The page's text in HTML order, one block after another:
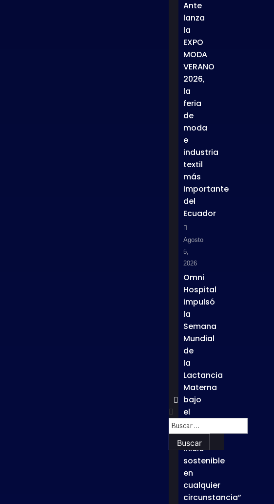
Ante
lanza
la
EXPO
MODA
VERANO
2026,
la
feria
de
moda
e
industria
textil
más
importante
del
Ecuador
Agosto
5,
2026
Omni
Hospital
impulsó
la
Semana
Mundial
de
la
Lactancia
Materna
bajo
el
lema
“Un
inicio
sostenible
en
cualquier
circunstancia”